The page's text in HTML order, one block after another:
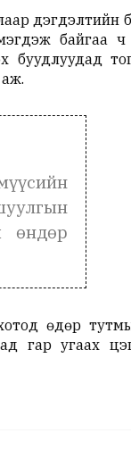
дэгдэлтийн
байгаа
өндөр
өдөр
гар угаах